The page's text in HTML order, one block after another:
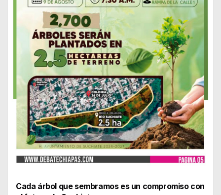
Cada árbol que sembramos es un compromiso con